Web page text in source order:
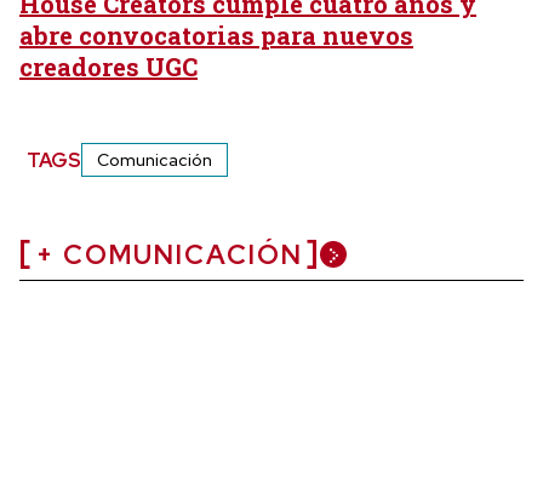
abre convocatorias para nuevos
creadores UGC
TAGS Comunicación
+ COMUNICACIÓN